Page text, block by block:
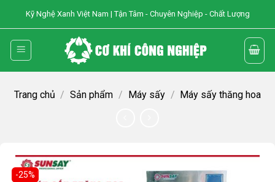
content
Kỹ Nghệ Xanh Việt Nam | Tận Tâm - Chuyên Nghiệp - Chất Lượng
Trang chủ / Sản phẩm / Máy sấy / Máy sấy thăng hoa
-25%